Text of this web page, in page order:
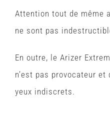
Attention tout de même
ne sont pas
En outre, le Arizer
n’est pas provocateur
yeux indiscrets.